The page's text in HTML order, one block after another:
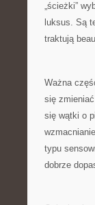
„ścieżki”
luksus. Są
traktują
Ważna
się
się wątki o
typu
dobrze